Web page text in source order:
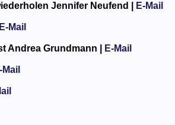
Jennifer Neufend | E-Mail
E-Mail
Andrea Grundmann | E-Mail
Mail